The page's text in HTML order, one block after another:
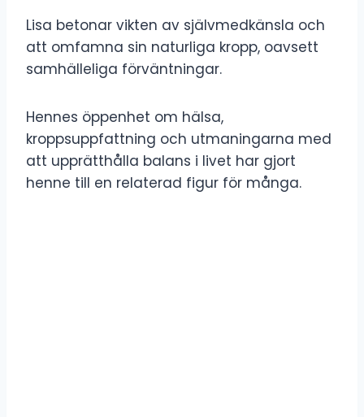
Lisa betonar vikten av självmedkänsla och
att omfamna sin naturliga kropp, oavsett
samhälleliga förväntningar.
Hennes öppenhet om hälsa,
kroppsuppfattning och utmaningarna med
att upprätthålla balans i livet har gjort
henne till en relaterad figur för många.